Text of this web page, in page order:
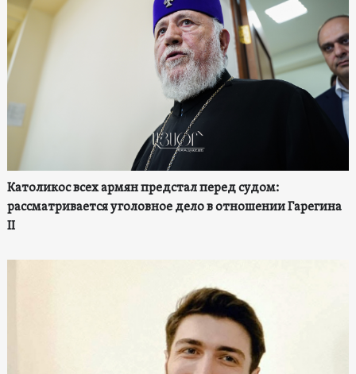
Католикос всех армян предстал перед судом:
рассматривается уголовное дело в отношении Гарегина
II